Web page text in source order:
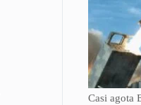
Casi agota